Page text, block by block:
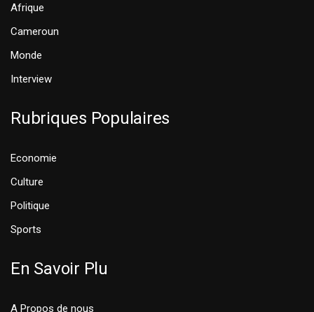
Afrique
Cameroun
Monde
Interview
Rubriques Populaires
Economie
Culture
Politique
Sports
En Savoir Plu
A Propos de nous